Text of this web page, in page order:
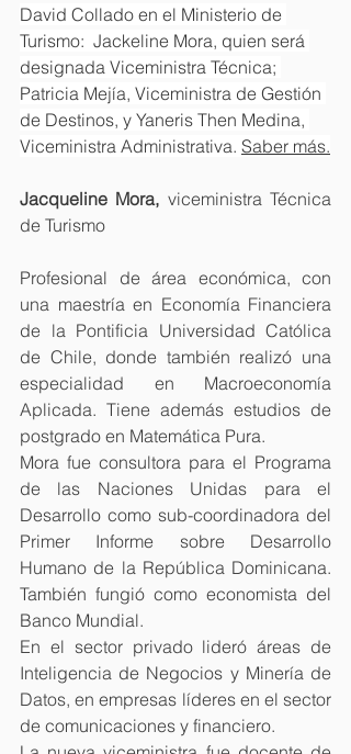
David Collado en el Ministerio de
Turismo:  Jackeline Mora, quien será
designada Viceministra Técnica;
Patricia Mejía, Viceministra de Gestión
de Destinos, y Yaneris Then Medina,
Viceministra Administrativa. Saber más.
Jacqueline Mora, viceministra Técnica
de Turismo
Profesional de área económica, con
una maestría en Economía Financiera
de la Pontificia Universidad Católica
de Chile, donde también realizó una
especialidad en Macroeconomía
Aplicada. Tiene además estudios de
postgrado en Matemática Pura.
Mora fue consultora para el Programa
de las Naciones Unidas para el
Desarrollo como sub-coordinadora del
Primer Informe sobre Desarrollo
Humano de la República Dominicana.
También fungió como economista del
Banco Mundial.
En el sector privado lideró áreas de
Inteligencia de Negocios y Minería de
Datos, en empresas líderes en el sector
de comunicaciones y financiero.